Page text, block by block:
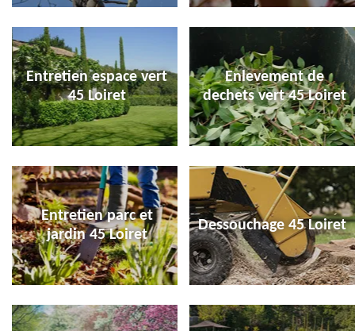
Entretien espace vert
45 Loiret
Enlevement de
dechets vert 45 Loiret
Entretien parc et
jardin 45 Loiret
Dessouchage 45 Loiret